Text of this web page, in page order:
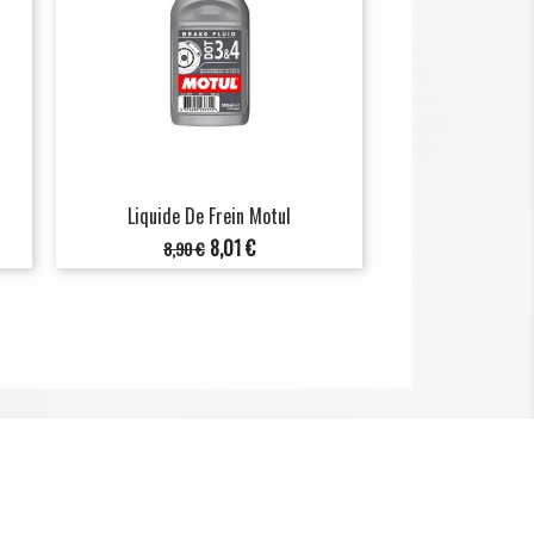
Liquide De Frein Motul
Prix
de
8,90 € Prix
8,01 €